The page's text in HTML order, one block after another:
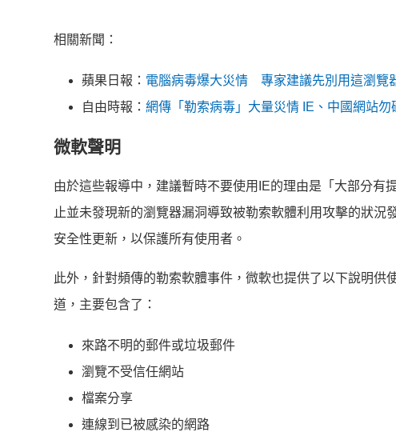
相關新聞：
蘋果日報： 電腦病毒爆大災情 專家建議先別用這瀏覽
自由時報： 網傳「勒索病毒」大量災情 IE、中國網站勿
微軟聲明
由於這些報導中，建議暫時不要使用IE的理由是「 大部分有
止並未發現新的瀏覽器漏洞導致被勒索軟體利用攻擊的狀
安全性更新，以保護所有使用者。
此外，針對頻傳的勒索軟體事件，微軟也提供了以下說明
道，主要包含了：
來路不明的郵件或垃圾郵件
瀏覽不受信任網站
檔案分享
連線到已被感染的網路